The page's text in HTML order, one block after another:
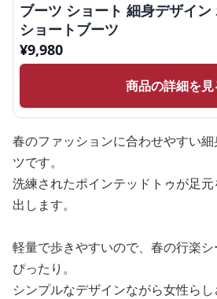
ブーツ ショート 細身デザイン
ショートブーツ
¥9,980
商品の詳細を見
春のファッションに合わせやすい
ツです。
洗練されたポインテッドトゥが足
出します。
軽量で歩きやすいので、春の行楽
ぴったり。
シンプルなデザインながら女性ら